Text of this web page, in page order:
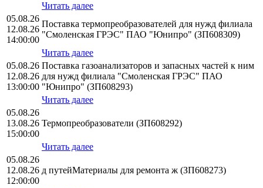
Читать далее
05.08.26
12.08.26
14:00:00
Поставка термопреобразователей для нужд филиала
"Смоленская ГРЭС" ПАО "Юнипро" (ЗП608309)
Читать далее
05.08.26
12.08.26
13:00:00
Поставка газоанализаторов и запасных частей к ним
для нужд филиала "Смоленская ГРЭС" ПАО
"Юнипро" (ЗП608293)
Читать далее
05.08.26
13.08.26
15:00:00
Термопреобразователи (ЗП608292)
Читать далее
05.08.26
12.08.26
12:00:00
д путейМатериалы для ремонта ж (ЗП608273)